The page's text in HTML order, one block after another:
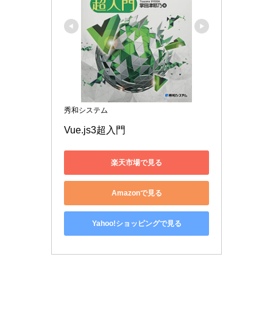
秀和システム
Vue.js3超入門
楽天市場で見る
Amazonで見る
Yahoo!ショッピングで見る